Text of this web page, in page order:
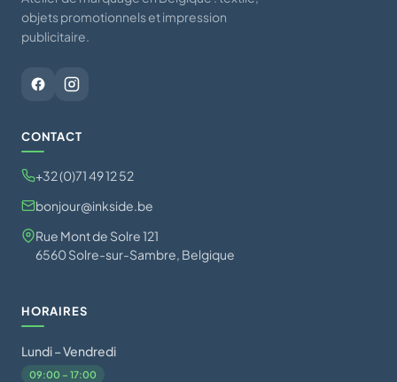
objets promotionnels et impression
publicitaire.
CONTACT
+32 (0)71 49 12 52
bonjour@inkside.be
Rue Mont de Solre 121
6560 Solre-sur-Sambre, Belgique
HORAIRES
Lundi – Vendredi
09:00 – 17:00